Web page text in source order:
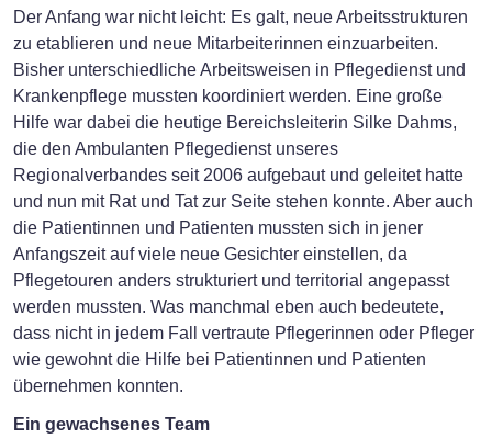
Der Anfang war nicht leicht: Es galt, neue Arbeitsstrukturen
zu etablieren und neue Mitarbeiterinnen einzuarbeiten.
Bisher unterschiedliche Arbeitsweisen in Pflegedienst und
Krankenpflege mussten koordiniert werden. Eine große
Hilfe war dabei die heutige Bereichsleiterin Silke Dahms,
die den Ambulanten Pflegedienst unseres
Regionalverbandes seit 2006 aufgebaut und geleitet hatte
und nun mit Rat und Tat zur Seite stehen konnte. Aber auch
die Patientinnen und Patienten mussten sich in jener
Anfangszeit auf viele neue Gesichter einstellen, da
Pflegetouren anders strukturiert und territorial angepasst
werden mussten. Was manchmal eben auch bedeutete,
dass nicht in jedem Fall vertraute Pflegerinnen oder Pfleger
wie gewohnt die Hilfe bei Patientinnen und Patienten
übernehmen konnten.
Ein gewachsenes Team